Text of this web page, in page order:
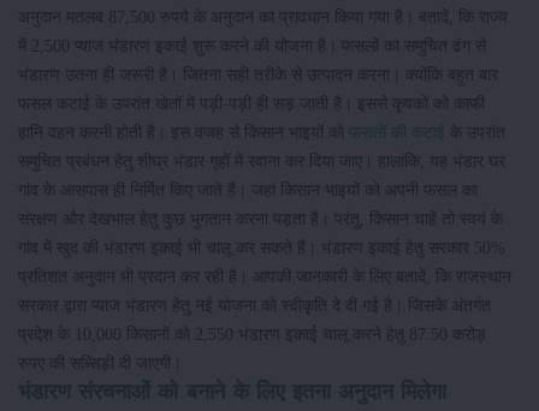
अनुदान मतलब 87,500 रुपये के अनुदान का प्रावधान किया गया है। बतादें, कि राज्य
में 2,500 प्याज भंडारण इकाई शुरू करने की योजना है। फसलों का समुचित ढंग से
भंडारण उतना ही जरूरी है। जितना सही तरीके से उत्पादन करना। क्योंकि बहुत बार
फसल कटाई के उपरांत खेतों में पड़ी-पड़ी ही सड़ जाती है। इससे कृषकों को काफी
हानि वहन करनी होती है। इस वजह से किसान भाइयों को
फसलों की कटाई
के उपरांत
समुचित प्रबंधन हेतु शीघ्र भंडार गृहों में रवाना कर दिया जाए। हालांकि, यह भंडार घर
गांव के आसपास ही निर्मित किए जाते हैं। जहां किसान भाइयों को अपनी फसल का
संरक्षण और देखभाल हेतु कुछ भुगतान करना पड़ता है। परंतु, किसान चाहें तो स्वयं के
गांव में खुद की भंडारण इकाई भी चालू कर सकते हैं। भंडारण इकाई हेतु सरकार 50%
प्रतिशत अनुदान भी प्रदान कर रही है। आपकी जानकारी के लिए बतादें, कि राजस्थान
सरकार द्वारा प्याज भंडारण हेतु नई योजना को स्वीकृति दे दी गई है। जिसके अंतर्गत
प्रदेश के 10,000 किसानों को 2,550 भंडारण इकाई चालू करने हेतु 87.50 करोड़
रुपए की सब्सिड़ी दी जाएगी।